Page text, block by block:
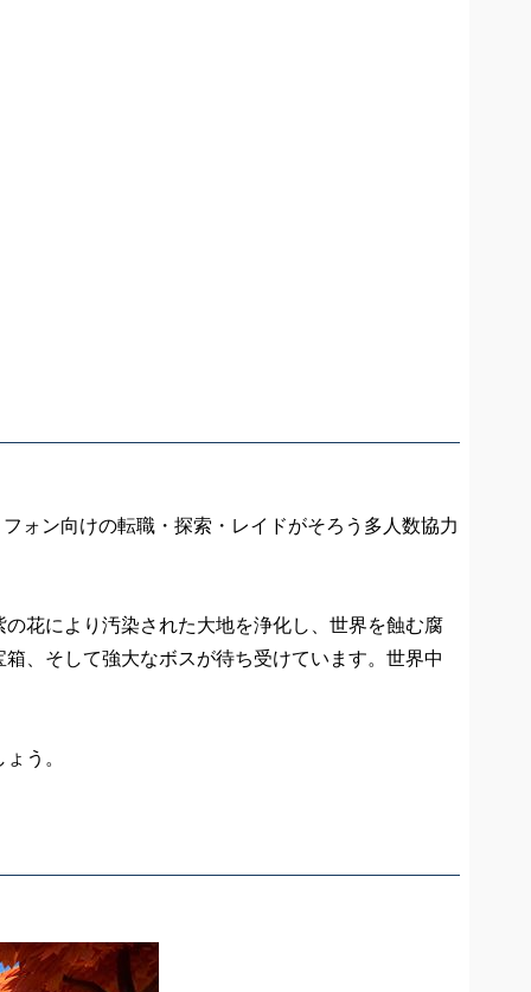
ォン向けの転職・探索・レイドがそろう多人数協力
花により汚染された大地を浄化し、世界を蝕む腐
、そして強大なボスが待ち受けています。世界中
う。